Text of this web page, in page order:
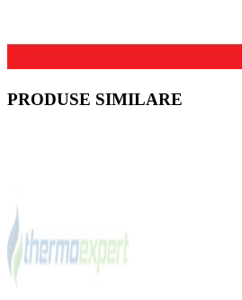
PRODUSE SIMILARE